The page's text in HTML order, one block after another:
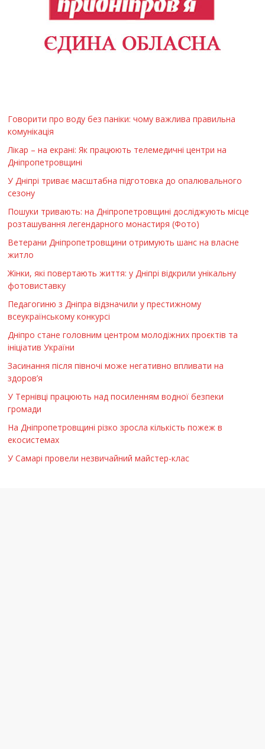
Говорити про воду без паніки: чому важлива правильна
комунікація
Лікар – на екрані: Як працюють телемедичні центри на
Дніпропетровщині
У Дніпрі триває масштабна підготовка до опалювального
сезону
Пошуки тривають: на Дніпропетровщині досліджують місце
розташування легендарного монастиря (Фото)
Ветерани Дніпропетровщини отримують шанс на власне
житло
Жінки, які повертають життя: у Дніпрі відкрили унікальну
фотовиставку
Педагогиню з Дніпра відзначили у престижному
всеукраїнському конкурсі
Дніпро стане головним центром молодіжних проєктів та
ініціатив України
Засинання після півночі може негативно впливати на
здоров’я
У Тернівці працюють над посиленням водної безпеки
громади
На Дніпропетровщині різко зросла кількість пожеж в
екосистемах
У Самарі провели незвичайний майстер-клас